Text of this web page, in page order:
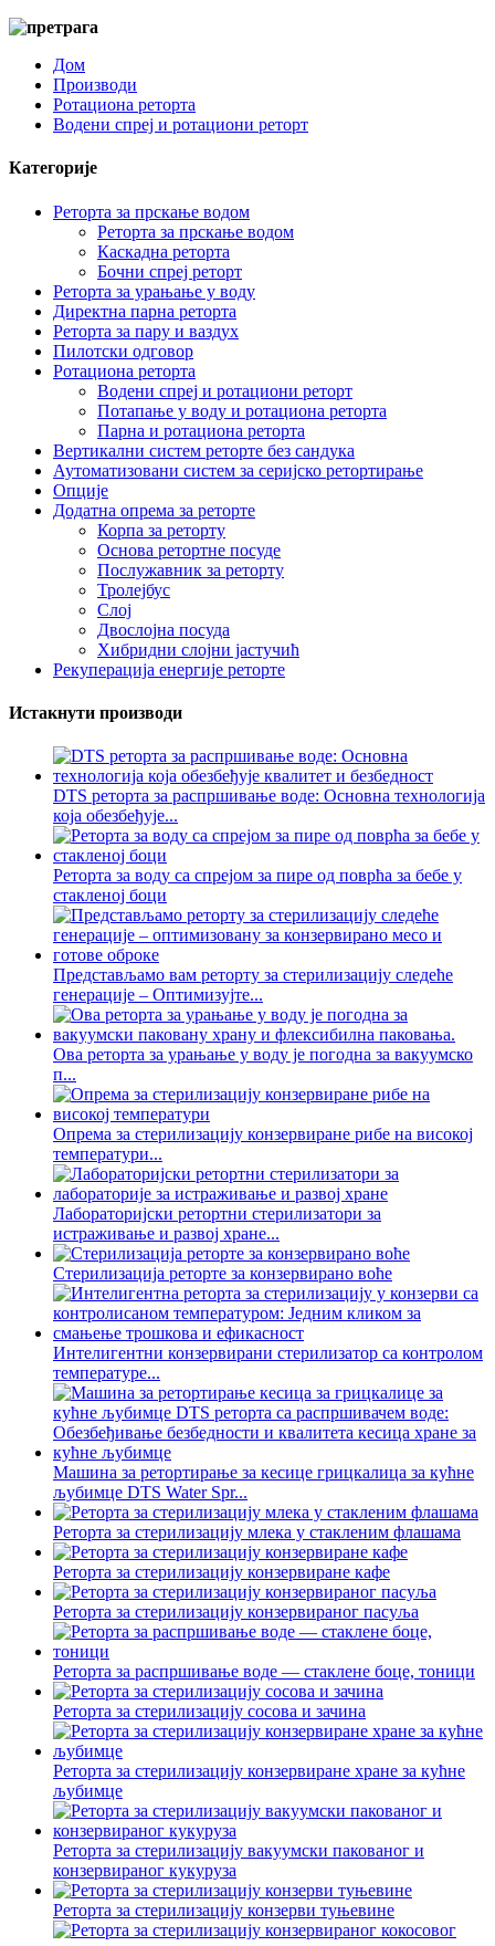
Дом
Производи
Ротациона реторта
Водени спреј и ротациони реторт
Категорије
Реторта за прскање водом
Реторта за прскање водом
Каскадна реторта
Бочни спреј реторт
Реторта за урањање у воду
Директна парна реторта
Реторта за пару и ваздух
Пилотски одговор
Ротациона реторта
Водени спреј и ротациони реторт
Потапање у воду и ротациона реторта
Парна и ротациона реторта
Вертикални систем реторте без сандука
Аутоматизовани систем за серијско ретортирање
Опције
Додатна опрема за реторте
Корпа за реторту
Основа ретортне посуде
Послужавник за реторту
Тролејбус
Слој
Двослојна посуда
Хибридни слојни јастучић
Рекуперација енергије реторте
Истакнути производи
DTS реторта за распршивање воде: Основна технологија
која обезбеђује...
Реторта за воду са спрејом за пире од поврћа за бебе у
стакленој боци
Представљамо вам реторту за стерилизацију следеће
генерације – Оптимизујте...
Ова реторта за урањање у воду је погодна за вакуумско
п...
Опрема за стерилизацију конзервиране рибе на високој
температури...
Лабораторијски ретортни стерилизатори за
истраживање и развој хране...
Стерилизација реторте за конзервирано воће
Интелигентни конзервирани стерилизатор са контролом
температуре...
Машина за ретортирање за кесице грицкалица за кућне
љубимце DTS Water Spr...
Реторта за стерилизацију млека у стакленим флашама
Реторта за стерилизацију конзервиране кафе
Реторта за стерилизацију конзервираног пасуља
Реторта за распршивање воде — стаклене боце, тоници
Реторта за стерилизацију сосова и зачина
Реторта за стерилизацију конзервиране хране за кућне
љубимце
Реторта за стерилизацију вакуумски пакованог и
конзервираног кукуруза
Реторта за стерилизацију конзерви туњевине